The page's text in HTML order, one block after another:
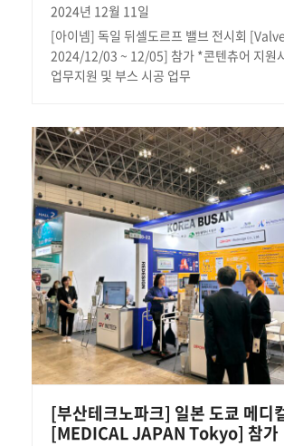
2024년 12월 11일
[아이넴] 독일 뒤셀도르프 밸브 전시회
2024/12/03 ~ 12/05] 참가 *콘텐츄어 지원
업무지원 및 부스 시공 업무
[부산테크노파크] 일본 도쿄 메디
[MEDICAL JAPAN Tokyo] 참가